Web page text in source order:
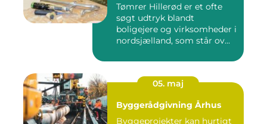
Tømrer Hillerød er et ofte
søgt udtryk blandt
boligejere og virksomheder i
nordsjælland, som står ov...
05. maj
Byggerådgivning Århus
Byggeprojekter kan hurtigt